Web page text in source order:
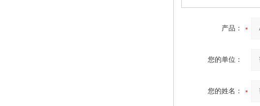
产品：
您的单位：
您的姓名：